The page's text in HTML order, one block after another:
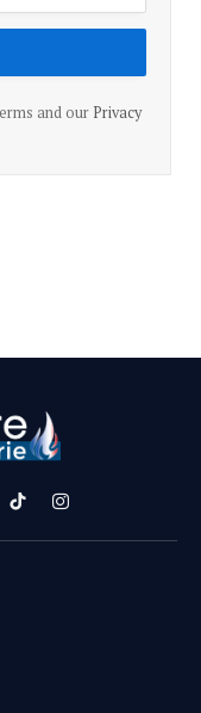
and our Privacy
TikTokInstagram